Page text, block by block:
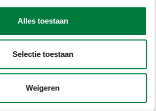
Alles toestaan
Selectie toestaan
Weigeren
Aqua sport
ProductenAqua sport